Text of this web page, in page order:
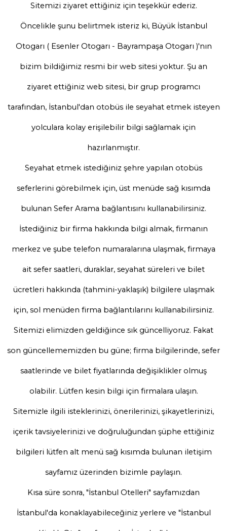
Sitemizi ziyaret ettiğiniz için teşekkür ederiz.
Öncelikle şunu belirtmek isteriz ki, Büyük İstanbul
Otogarı ( Esenler Otogarı - Bayrampaşa Otogarı )'nın
bizim bildiğimiz resmi bir web sitesi yoktur. Şu an
ziyaret ettiğiniz web sitesi, bir grup programcı
tarafından, İstanbul'dan otobüs ile seyahat etmek isteyen
yolculara kolay erişilebilir bilgi sağlamak için
hazırlanmıştır.
Seyahat etmek istediğiniz şehre yapılan otobüs
seferlerini görebilmek için, üst menüde sağ kısımda
bulunan Sefer Arama bağlantısını kullanabilirsiniz.
İstediğiniz bir firma hakkında bilgi almak, firmanın
merkez ve şube telefon numaralarına ulaşmak, firmaya
ait sefer saatleri, duraklar, seyahat süreleri ve bilet
ücretleri hakkında (tahmini-yaklaşık) bilgilere ulaşmak
için, sol menüden firma bağlantılarını kullanabilirsiniz.
Sitemizi elimizden geldiğince sık güncelliyoruz. Fakat
son güncellememizden bu güne; firma bilgilerinde, sefer
saatlerinde ve bilet fiyatlarında değişiklikler olmuş
olabilir. Lütfen kesin bilgi için firmalara ulaşın.
Sitemizle ilgili isteklerinizi, önerilerinizi, şikayetlerinizi,
içerik tavsiyelerinizi ve doğruluğundan şüphe ettiğiniz
bilgileri lütfen alt menü sağ kısımda bulunan iletişim
sayfamız üzerinden bizimle paylaşın.
Kısa süre sonra, "İstanbul Otelleri" sayfamızdan
İstanbul'da konaklayabileceğiniz yerlere ve "İstanbul